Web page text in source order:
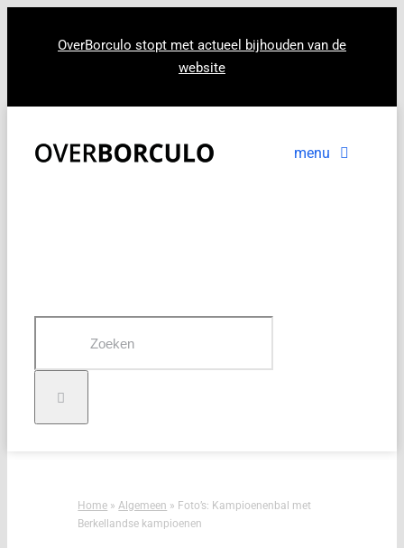
OverBorculo stopt met actueel bijhouden van de
website
menu
Home »Algemeen » Foto’s: Kampioenenbal met
Berkellandse kampioenen